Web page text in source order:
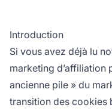
Introduction
Si vous avez déjà lu
marketing d’affiliation
ancienne pile » du
transition des cookies